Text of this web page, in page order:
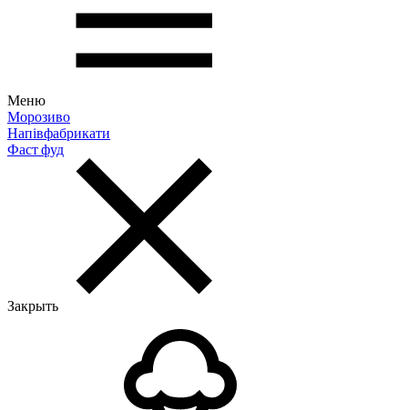
Меню
Морозиво
Напівфабрикати
Фаст фуд
Закрыть